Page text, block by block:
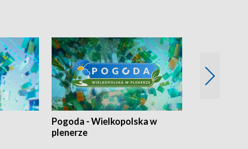
Pogoda - Wielkopolska w
plenerze